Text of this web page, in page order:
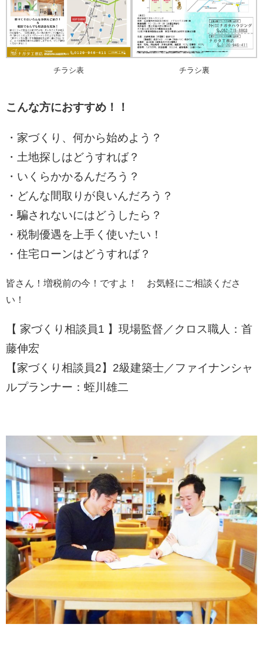
チラシ表 チラシ裏
こんな方におすすめ！！
・家づくり、何から始めよう？
・土地探しはどうすれば？
・いくらかかるんだろう？
・どんな間取りが良いんだろう？
・騙されないにはどうしたら？
・税制優遇を上手く使いたい！
・住宅ローンはどうすれば？
皆さん！増税前の今！ですよ！ お気軽にご相談くださ
い！
【 家づくり相談員1 】現場監督／クロス職人：首
藤伸宏
【家づくり相談員2】2級建築士／ファイナンシャ
ルプランナー：蛭川雄二